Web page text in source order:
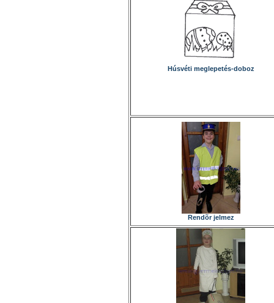
Húsvéti meglepetés-doboz
Rendõr jelmez